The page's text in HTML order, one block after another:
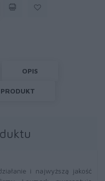
OPIS
i najwyższą jakość